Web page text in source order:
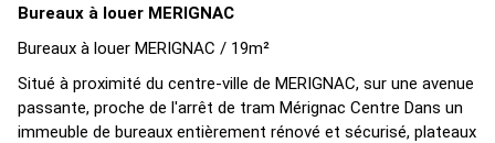
Bureaux à louer MERIGNAC
Bureaux à louer MERIGNAC / 19m²
Situé à proximité du centre-ville de MERIGNAC, sur une avenue
passante, proche de l'arrêt de tram Mérignac Centre Dans un
immeuble de bureaux entièrement rénové et sécurisé, plateaux